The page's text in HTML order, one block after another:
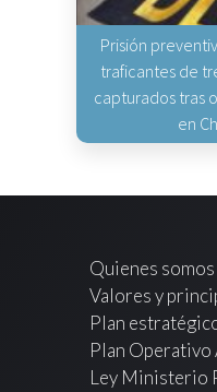
Prisión
traficantes de
capturados tras
en
Quienes somos
Valores y
Plan
Plan Operativo
Ley Ministerio